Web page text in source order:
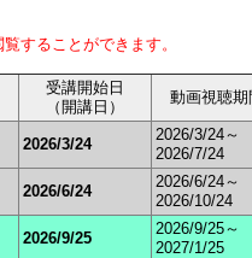
ることができます。
受講開始日
（開講日）
動画視聴期
2026/3/24
2026/3/24～
2026/7/24
2026/6/24
2026/6/24～
2026/10/24
2026/9/25
2026/9/25～
2027/1/25